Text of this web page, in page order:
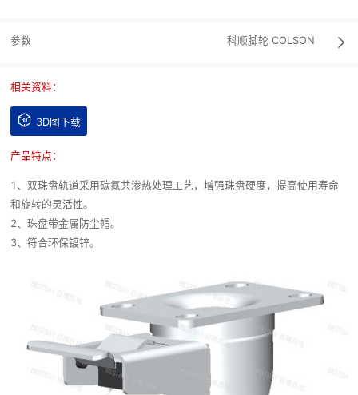
参数 科顺脚轮 COLSON 
相关资料：
 3D图下载
产品特点：
1、双珠盘轨道采用碳氮共渗热处理工艺，增强珠盘硬度，提高使用寿命
和旋转的灵活性。
2、珠盘带金属防尘帽。
3、符合环保镀锌。